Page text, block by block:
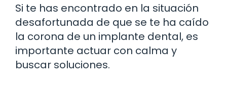
Si te has encontrado en la situación
desafortunada de que se te ha caído
la corona de un implante dental, es
importante actuar con calma y
buscar soluciones.